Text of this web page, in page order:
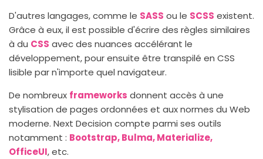
D'autres langages, comme le SASS ou le SCSS existent.
Grâce à eux, il est possible d'écrire des règles similaires
à du CSS avec des nuances accélérant le
développement, pour ensuite être transpilé en CSS
lisible par n'importe quel navigateur.
De nombreux frameworks donnent accès à une
stylisation de pages ordonnées et aux normes du Web
moderne. Next Decision compte parmi ses outils
notamment : Bootstrap, Bulma, Materialize,
OfficeUI, etc.